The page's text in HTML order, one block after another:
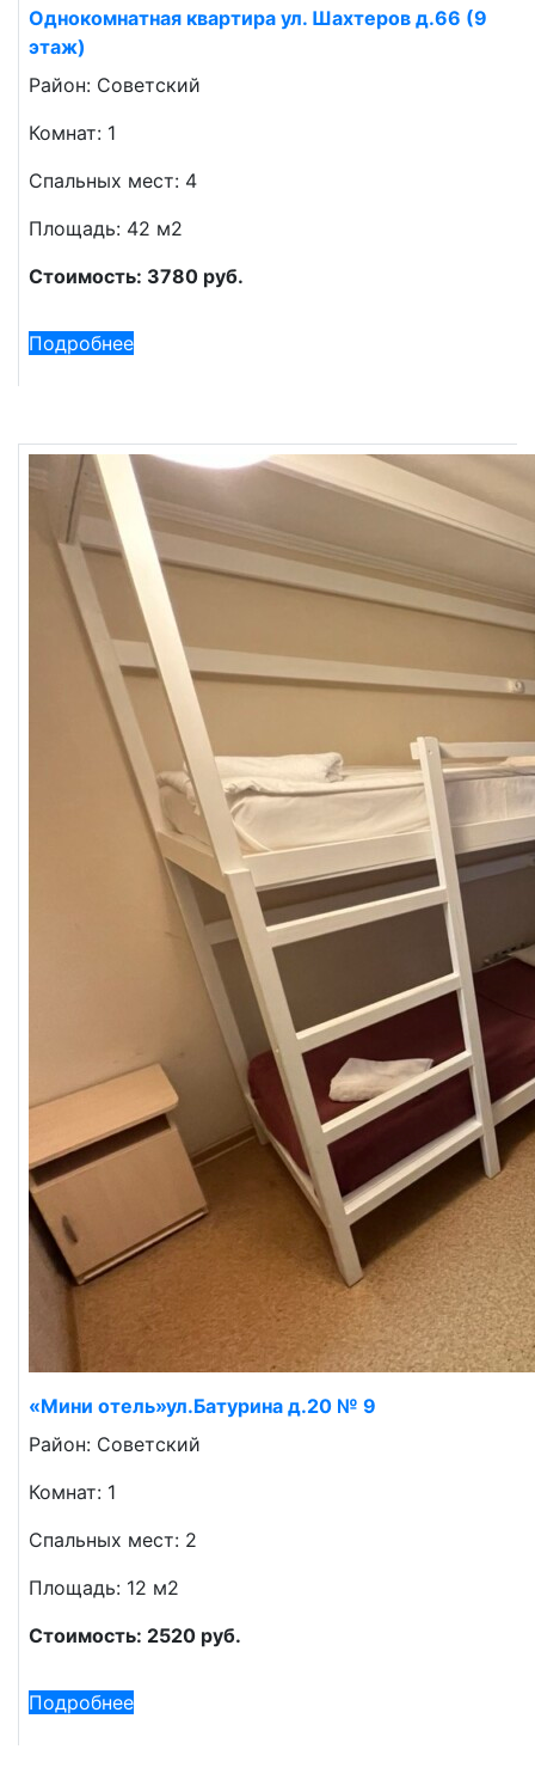
Однокомнатная квартира ул. Шахтеров д.66 (9
этаж)
Район: Советский
Комнат: 1
Спальных мест: 4
Площадь: 42 м2
Стоимость: 3780 руб.
Подробнее
«Мини отель»ул.Батурина д.20 № 9
Район: Советский
Комнат: 1
Спальных мест: 2
Площадь: 12 м2
Стоимость: 2520 руб.
Подробнее